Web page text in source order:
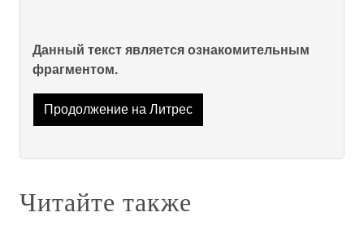
Данный текст является ознакомительным
фрагментом.
Продолжение на Литрес
Читайте также